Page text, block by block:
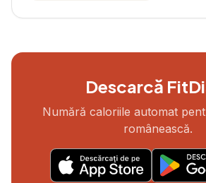
Descarcă
Numără caloriile automat
românească.